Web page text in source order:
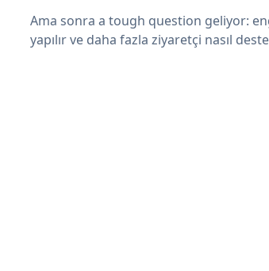
Ama sonra a tough question geliyor:
yapılır ve daha fazla ziyaretçi nasıl